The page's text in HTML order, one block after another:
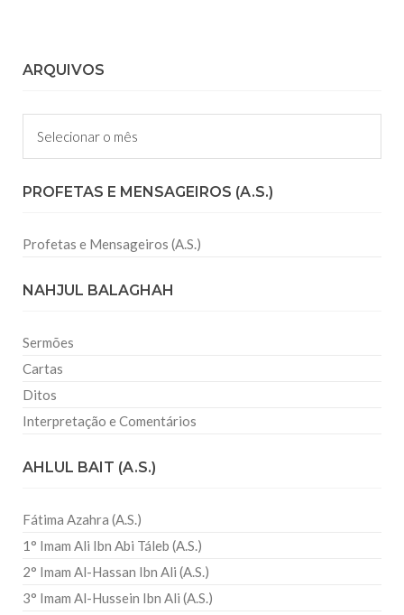
ARQUIVOS
Arquivos
PROFETAS E MENSAGEIROS (A.S.)
Profetas e Mensageiros (A.S.)
NAHJUL BALAGHAH
Sermões
Cartas
Ditos
Interpretação e Comentários
AHLUL BAIT (A.S.)
Fátima Azahra (A.S.)
1° Imam Ali Ibn Abi Táleb (A.S.)
2° Imam Al-Hassan Ibn Ali (A.S.)
3° Imam Al-Hussein Ibn Ali (A.S.)